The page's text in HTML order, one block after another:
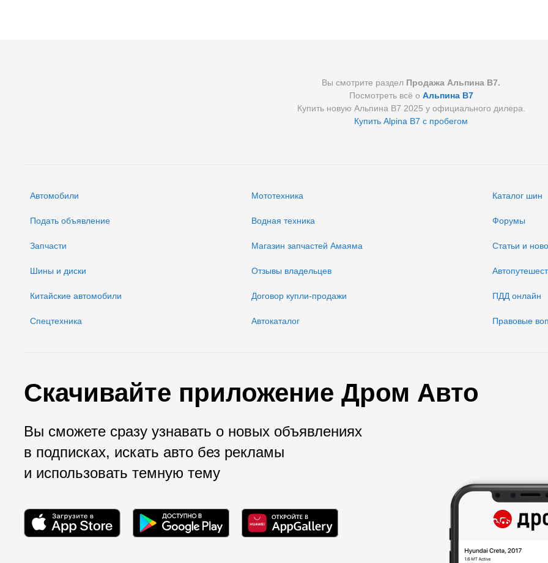
Вы смотрите раздел Продажа Альпина В7.
Посмотреть всё о Альпина В7
Купить новую Альпина В7 2025 у официального дилера.
Купить Alpina B7 с пробегом
Автомобили
Подать объявление
Запчасти
Шины и диски
Китайские автомобили
Спецтехника
Мототехника
Водная техника
Магазин запчастей Амаяма
Отзывы владельцев
Договор купли-продажи
Автокаталог
Каталог шин
Форумы
Статьи и
ПДД онлайн
Правовые
Скачивайте приложение Дром Авто
Вы сможете сразу узнавать о новых объявлениях
в подписках, искать авто без рекламы
и использовать темную тему